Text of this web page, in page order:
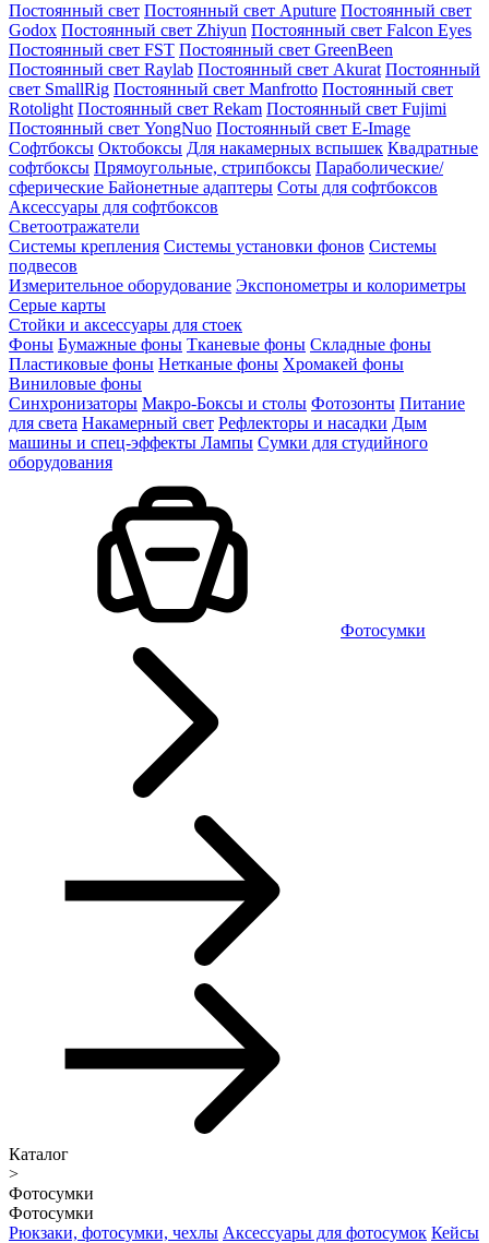
Постоянный свет Постоянный свет Aputure Постоянный свет
Godox Постоянный свет Zhiyun Постоянный свет Falcon Eyes
Постоянный свет FST Постоянный свет GreenBeen
Постоянный свет Raylab Постоянный свет Akurat Постоянный
свет SmallRig Постоянный свет Manfrotto Постоянный свет
Rotolight Постоянный свет Rekam Постоянный свет Fujimi
Постоянный свет YongNuo Постоянный свет E-Image
Софтбоксы Октобоксы Для накамерных вспышек Квадратные
софтбоксы Прямоугольные, стрипбоксы Параболические/
сферические Байонетныe адаптеры Соты для софтбоксов
Аксессуары для софтбоксов
Светоотражатели
Системы крепления Системы установки фонов Системы
подвесов
Измерительное оборудование Экспонометры и колориметры
Серые карты
Стойки и аксессуары для стоек
Фоны Бумажные фоны Тканевые фоны Складные фоны
Пластиковые фоны Нетканые фоны Хромакей фоны
Виниловые фоны
Синхронизаторы Макро-Боксы и столы Фотозонты Питание
для света Накамерный свет Рефлекторы и насадки Дым
машины и спец-эффекты Лампы Сумки для студийного
оборудования
Фотосумки
Каталог
>
Фотосумки
Фотосумки
Рюкзаки, фотосумки, чехлы Аксессуары для фотосумок Кейсы